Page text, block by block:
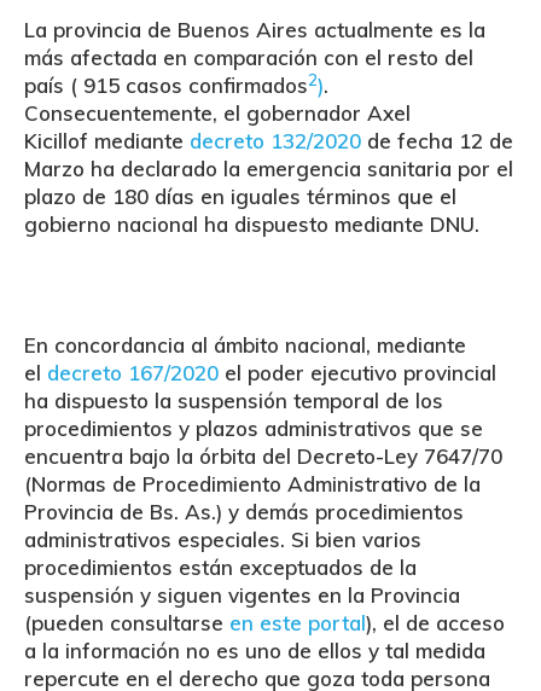
La provincia de Buenos Aires actualmente es la
más afectada en comparación con el resto del
país ( 915 casos confirmados2).
Consecuentemente, el gobernador Axel
Kicillof mediante decreto 132/2020 de fecha 12 de
Marzo ha declarado la emergencia sanitaria por el
plazo de 180 días en iguales términos que el
gobierno nacional ha dispuesto mediante DNU.
En concordancia al ámbito nacional, mediante
el decreto 167/2020 el poder ejecutivo provincial
ha dispuesto la suspensión temporal de los
procedimientos y plazos administrativos que se
encuentra bajo la órbita del Decreto-Ley 7647/70
(Normas de Procedimiento Administrativo de la
Provincia de Bs. As.) y demás procedimientos
administrativos especiales. Si bien varios
procedimientos están exceptuados de la
suspensión y siguen vigentes en la Provincia
(pueden consultarse en este portal), el de acceso
a la información no es uno de ellos y tal medida
repercute en el derecho que goza toda persona